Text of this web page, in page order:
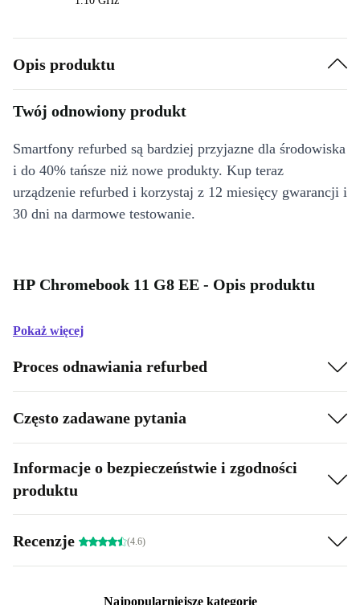
Opis produktu
Twój odnowiony produkt
Smartfony refurbed są bardziej przyjazne dla środowiska
i do 40% tańsze niż nowe produkty. Kup teraz
urządzenie refurbed i korzystaj z 12 miesięcy gwarancji i
30 dni na darmowe testowanie.
HP Chromebook 11 G8 EE - Opis produktu
Pokaż więcej
Proces odnawiania refurbed
Często zadawane pytania
Informacje o bezpieczeństwie i zgodności
produktu
Recenzje (4.6)
Najpopularniejsze kategorie